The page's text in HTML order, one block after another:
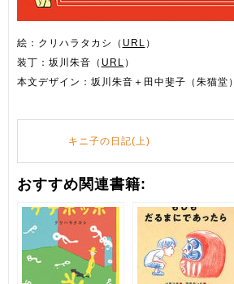
絵：クリハラタカシ（ URL ）
装丁：坂川朱音（ URL ）
本文デザイン：坂川朱音＋田中斐子（朱猫堂）
キニ子の日記(上)
おすすめ関連書籍: